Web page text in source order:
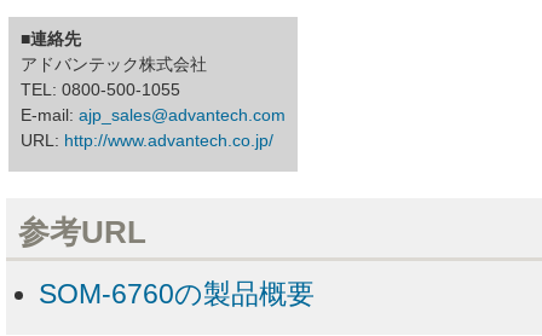
■連絡先
アドバンテック株式会社
TEL: 0800-500-1055
E-mail: ajp_sales@advantech.com
URL: http://www.advantech.co.jp/
参考URL
SOM-6760の製品概要